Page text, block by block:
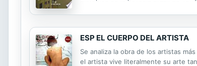
ESP EL CUERPO DEL ARTISTA
Se analiza la obra de los artistas
el artista vive literalmente su arte